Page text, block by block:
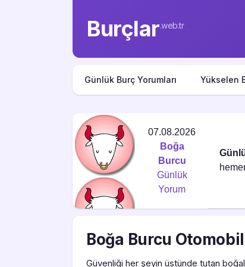
Burçlar.web.tr
Günlük Burç Yorumları Yükselen
07.08.2026
Boğa
Burcu
Günlük
Yorum
Boğa Burcu Otomobil
Güvenliği her şeyin üstünde tutan